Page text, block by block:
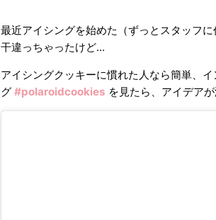
最近アイシングを始めた（ずっとスタッフ
干違っちゃったけど...
アイシングクッキーに慣れた人なら簡単、
グ #polaroidcookies を見たら、アイデア